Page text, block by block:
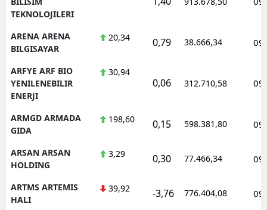
TEKNOLOJILERI
ARENA ARENA
BILGISAYAR
20,34 0,79 38.666,34
ARFYE ARF BIO
YENILENEBILIR
ENERJI
30,94
0,06 312.710,58
ARMGD ARMADA
GIDA
198,60 0,15 598.381,80
ARSAN ARSAN
HOLDING
3,29 0,30 77.466,34
ARTMS ARTEMIS
HALI
39,92 -3,76 776.404,08